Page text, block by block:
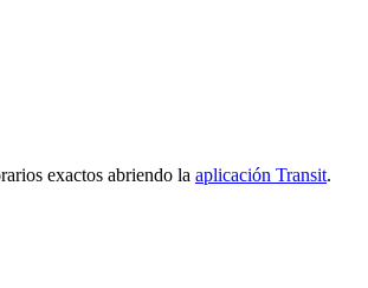
exactos abriendo la aplicación Transit.